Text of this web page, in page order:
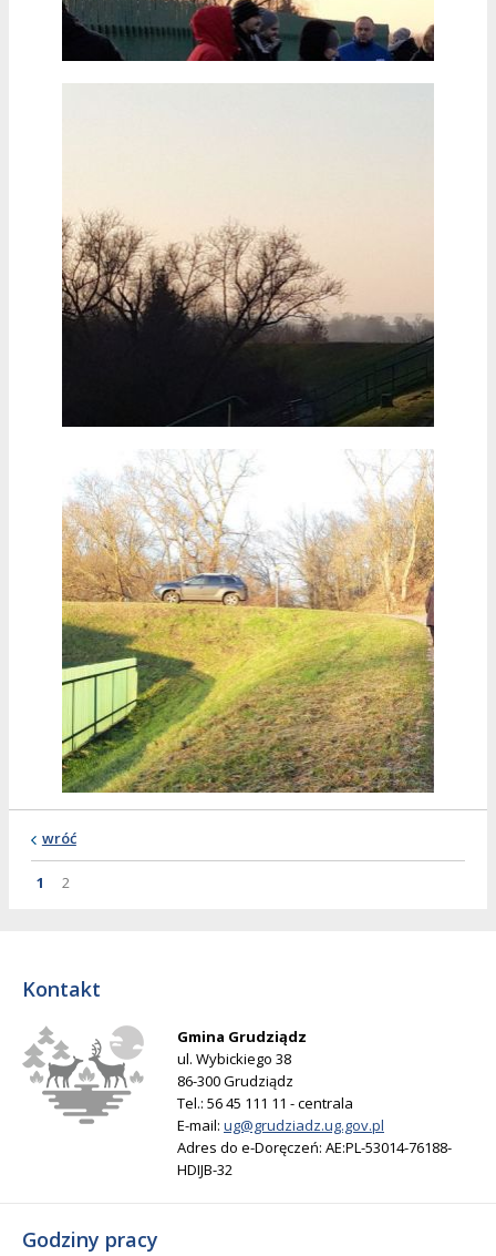
wróć
Strona
Strona
1 Strona
2
Kontakt
Gmina Grudziądz
ul. Wybickiego 38
86-300 Grudziądz
Tel.: 56 45 111 11 - centrala
E-mail: ug@grudziadz.ug.gov.pl
Adres do e-Doręczeń: AE:PL-53014-76188-
HDIJB-32
Godziny pracy